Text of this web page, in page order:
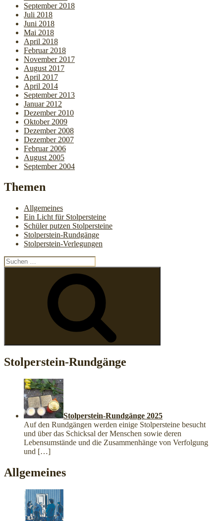
September 2018
Juli 2018
Juni 2018
Mai 2018
April 2018
Februar 2018
November 2017
August 2017
April 2017
April 2014
September 2013
Januar 2012
Dezember 2010
Oktober 2009
Dezember 2008
Dezember 2007
Februar 2006
August 2005
September 2004
Themen
Allgemeines
Ein Licht für Stolpersteine
Schüler putzen Stolpersteine
Stolperstein-Rundgänge
Stolperstein-Verlegungen
Suchen
nach:
Stolperstein-Rundgänge
Stolperstein-Rundgänge 2025
Auf den Rundgängen werden einige Stolpersteine besucht
und über das Schicksal der Menschen sowie deren
Lebensumstände und die Zusammenhänge von Verfolgung
und […]
Allgemeines